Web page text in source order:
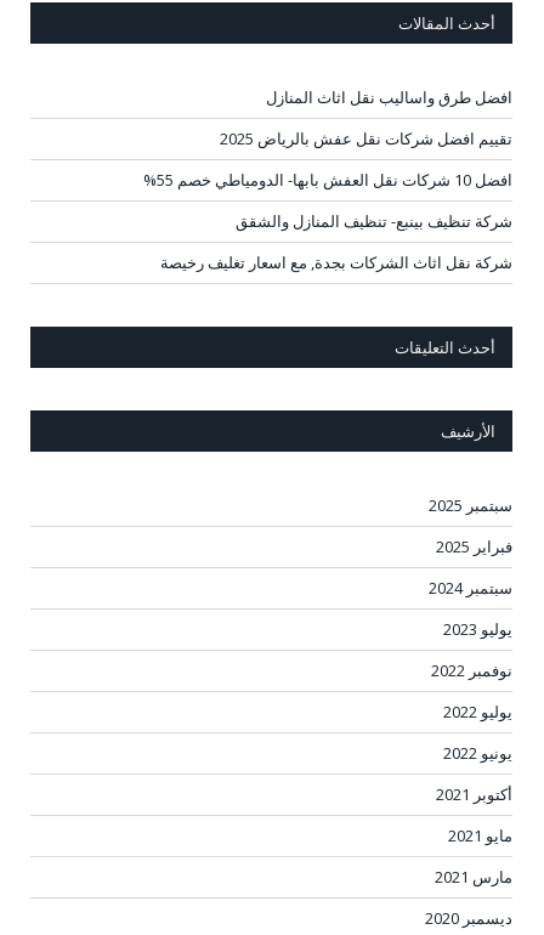
أحدث المقالات
افضل طرق واساليب نقل اثاث المنازل
تقييم افضل شركات نقل عفش بالرياض 2025
افضل 10 شركات نقل العفش بابها- الدومياطي خصم 55%
شركة تنظيف بينبع- تنظيف المنازل والشقق
شركة نقل اثاث الشركات بجدة, مع اسعار تغليف رخيصة
أحدث التعليقات
الأرشيف
سبتمبر 2025
فبراير 2025
سبتمبر 2024
يوليو 2023
نوفمبر 2022
يوليو 2022
يونيو 2022
أكتوبر 2021
مايو 2021
مارس 2021
ديسمبر 2020